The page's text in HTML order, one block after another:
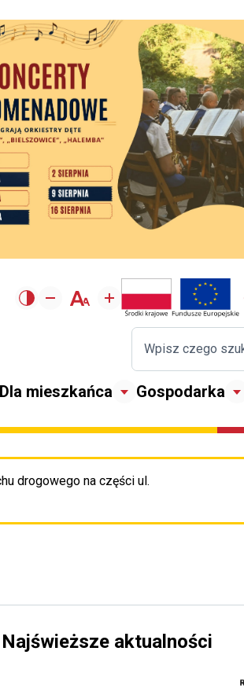
Dla mieszkańca Gospodarka
drogowego na części ul.
Przejdź do porzpedniego
Najświeższe aktualności